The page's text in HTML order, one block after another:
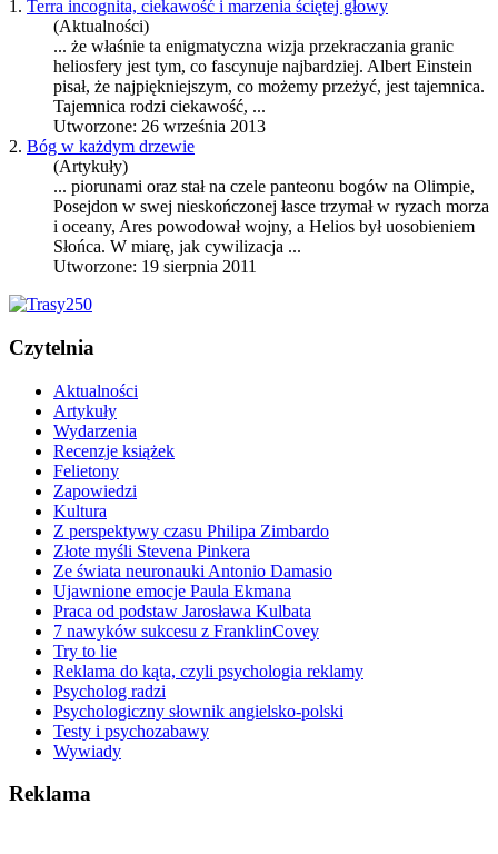
1. Terra incognita, ciekawość i marzenia ściętej głowy
(Aktualności)
... że właśnie ta enigmatyczna wizja przekraczania granic
heliosfery jest tym, co fascynuje najbardziej. Albert Einstein
pisał, że najpiękniejszym, co możemy przeżyć, jest tajemnica.
Tajemnica rodzi ciekawość, ...
Utworzone: 26 września 2013
2. Bóg w każdym drzewie
(Artykuły)
... piorunami oraz stał na czele panteonu bogów na Olimpie,
Posejdon w swej nieskończonej łasce trzymał w ryzach morza
i oceany, Ares powodował wojny, a Helios był uosobieniem
Słońca. W miarę, jak cywilizacja ...
Utworzone: 19 sierpnia 2011
Czytelnia
Aktualności
Artykuły
Wydarzenia
Recenzje książek
Felietony
Zapowiedzi
Kultura
Z perspektywy czasu Philipa Zimbardo
Złote myśli Stevena Pinkera
Ze świata neuronauki Antonio Damasio
Ujawnione emocje Paula Ekmana
Praca od podstaw Jarosława Kulbata
7 nawyków sukcesu z FranklinCovey
Try to lie
Reklama do kąta, czyli psychologia reklamy
Psycholog radzi
Psychologiczny słownik angielsko-polski
Testy i psychozabawy
Wywiady
Reklama